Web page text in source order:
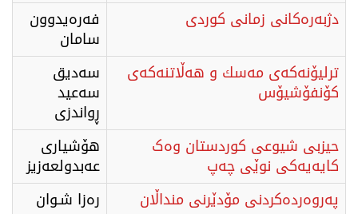
دژبەرەکانی زمانی کوردی
فەرەیدوون
سامان
ترلیۆنەكەی مەسك و هەڵاتنەكەی
كۆنفۆشیۆس
سەدیق
سەعید
ڕواندزی
حیزبی شیوعی کوردستان وەک
کایەیەکی نوێی چەپ
هۆشیاری
عەبدولعەزیز
پەروەردەکردنی مۆدێرنی منداڵان
رەزا شـوان